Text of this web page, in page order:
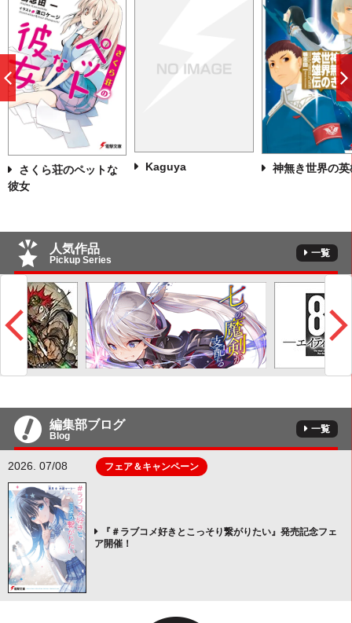
さくら荘のペットな
彼女
Kaguya 神無き世界の英
前
へ
人気作品
Pickup Series
一覧
編集部ブログ
Blog
一覧
2026. 07/08 フェア＆キャンペーン
『＃ラブコメ好きとこっそり繋がりたい』発売記念フェ
ア開催！